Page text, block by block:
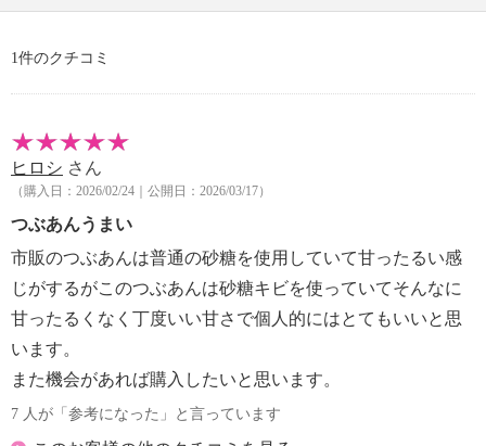
・商品発送日より 賞味期限 常温９ヶ月
【同梱書類】
1件のクチコミ
ヒロシ さん
（購入日：2026/02/24｜公開日：2026/03/17）
つぶあんうまい
市販のつぶあんは普通の砂糖を使用していて甘ったるい感
じがするがこのつぶあんは砂糖キビを使っていてそんなに
甘ったるくなく丁度いい甘さで個人的にはとてもいいと思
います。
また機会があれば購入したいと思います。
7 人が「参考になった」と言っています